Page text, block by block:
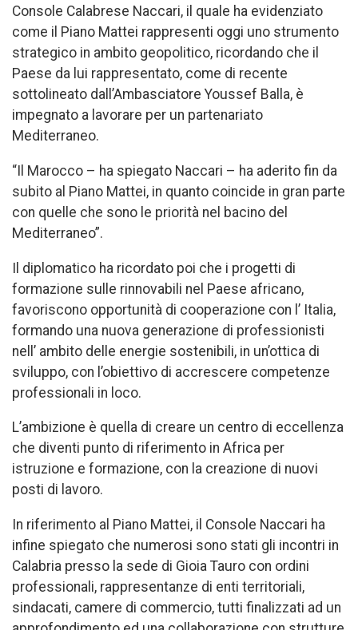
Console Calabrese Naccari, il quale ha evidenziato
come il Piano Mattei rappresenti oggi uno strumento
strategico in ambito geopolitico, ricordando che il
Paese da lui rappresentato, come di recente
sottolineato dall’Ambasciatore Youssef Balla, è
impegnato a lavorare per un partenariato
Mediterraneo.
“Il Marocco – ha spiegato Naccari – ha aderito fin da
subito al Piano Mattei, in quanto coincide in gran parte
con quelle che sono le priorità nel bacino del
Mediterraneo”.
Il diplomatico ha ricordato poi che i progetti di
formazione sulle rinnovabili nel Paese africano,
favoriscono opportunità di cooperazione con l’ Italia,
formando una nuova generazione di professionisti
nell’ ambito delle energie sostenibili, in un’ottica di
sviluppo, con l’obiettivo di accrescere competenze
professionali in loco.
L’ambizione è quella di creare un centro di eccellenza
che diventi punto di riferimento in Africa per
istruzione e formazione, con la creazione di nuovi
posti di lavoro.
In riferimento al Piano Mattei, il Console Naccari ha
infine spiegato che numerosi sono stati gli incontri in
Calabria presso la sede di Gioia Tauro con ordini
professionali, rappresentanze di enti territoriali,
sindacati, camere di commercio, tutti finalizzati ad un